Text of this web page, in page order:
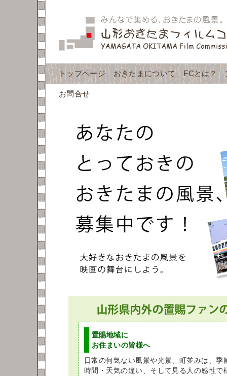
トップページ おきたまについて FCとは？
お問合せ
置賜地域に
お住まいの皆様へ
日常の何気ない風景や光景、町並みは、季
時間・天気の違い、そして見る人の感性で